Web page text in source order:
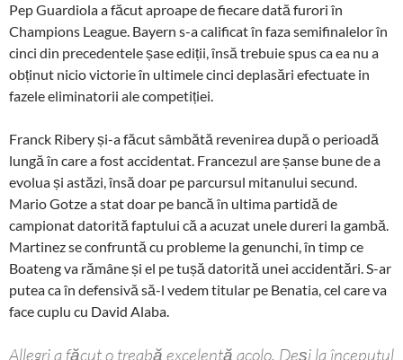
Pep Guardiola a făcut aproape de fiecare dată furori în
Champions League. Bayern s-a calificat în faza semifinalelor în
cinci din precedentele șase ediții, însă trebuie spus ca ea nu a
obținut nicio victorie în ultimele cinci deplasări efectuate in
fazele eliminatorii ale competiției.
Franck Ribery și-a făcut sâmbătă revenirea după o perioadă
lungă în care a fost accidentat. Francezul are șanse bune de a
evolua și astăzi, însă doar pe parcursul mitanului secund.
Mario Gotze a stat doar pe bancă în ultima partidă de
campionat datorită faptului că a acuzat unele dureri la gambă.
Martinez se confruntă cu probleme la genunchi, în timp ce
Boateng va rămâne și el pe tușă datorită unei accidentări. S-ar
putea ca în defensivă să-l vedem titular pe Benatia, cel care va
face cuplu cu David Alaba.
Allegri a făcut o treabă excelentă acolo. Deși la începutul